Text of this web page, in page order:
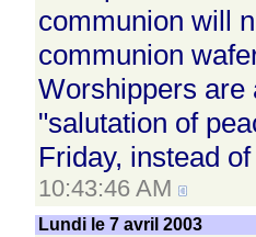
communion will
communion
Worshippers are
"salutation of
Friday, instead
10:43:46 AM
Lundi le 7 avril 2003